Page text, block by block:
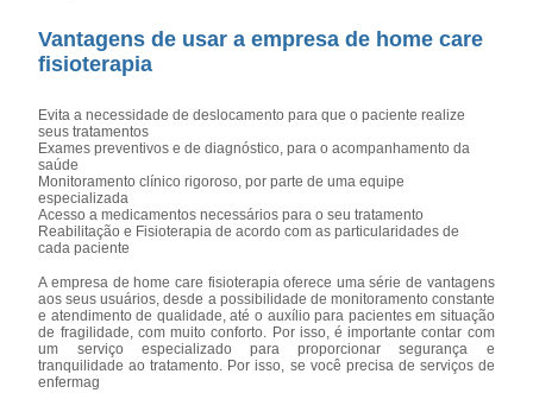
Vantagens de usar a empresa de home care
fisioterapia
Evita a necessidade de deslocamento para que o paciente realize
seus tratamentos
Exames preventivos e de diagnóstico, para o acompanhamento da
saúde
Monitoramento clínico rigoroso, por parte de uma equipe
especializada
Acesso a medicamentos necessários para o seu tratamento
Reabilitação e Fisioterapia de acordo com as particularidades de
cada paciente
A empresa de home care fisioterapia oferece uma série de vantagens
aos seus usuários, desde a possibilidade de monitoramento constante
e atendimento de qualidade, até o auxílio para pacientes em situação
de fragilidade, com muito conforto. Por isso, é importante contar com
um serviço especializado para proporcionar segurança e
tranquilidade ao tratamento. Por isso, se você precisa de serviços de
enfermag